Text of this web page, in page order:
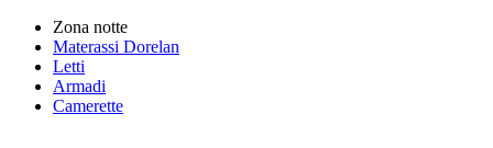
Zona notte
Materassi Dorelan
Letti
Armadi
Camerette